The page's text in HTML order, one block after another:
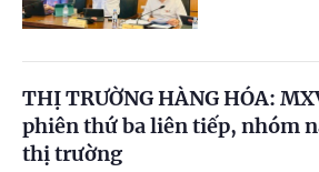
THỊ TRƯỜNG HÀNG HÓA:
phiên thứ ba liên tiếp, nhóm
thị trường